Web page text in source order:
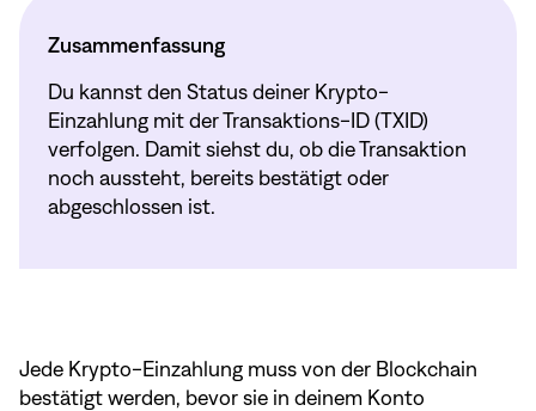
Zusammenfassung
Du kannst den Status deiner Krypto-
Einzahlung mit der Transaktions-ID (TXID)
verfolgen. Damit siehst du, ob die Transaktion
noch aussteht, bereits bestätigt oder
abgeschlossen ist.
Jede Krypto-Einzahlung muss von der Blockchain
bestätigt werden, bevor sie in deinem Konto